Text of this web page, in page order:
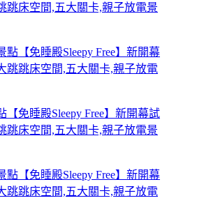
跳床空間,五大關卡,親子放電景
【免睡殿Sleepy Free】新開幕試
跳床空間,五大關卡,親子放電景